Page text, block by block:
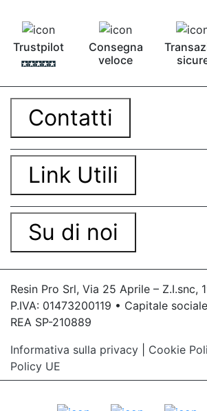
Trustpilot
Consegna
veloce
Contatti
Link Utili
Su di noi
Resin Pro Srl, Via 25 Aprile – Z.I.snc,
P.IVA: 01473200119 • Capitale
REA SP-210889
Informativa sulla privacy
Cookie
Policy UE